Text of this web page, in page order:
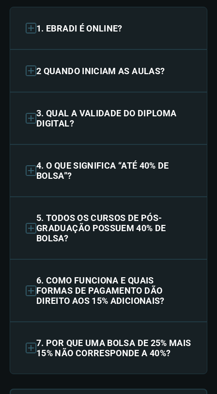
1. EBRADI É ONLINE?
2 QUANDO INICIAM AS AULAS?
3. QUAL A VALIDADE DO DIPLOMA
DIGITAL?
4. O QUE SIGNIFICA “ATÉ 40% DE
BOLSA”?
5. TODOS OS CURSOS DE PÓS-
GRADUAÇÃO POSSUEM 40% DE
BOLSA?
6. COMO FUNCIONA E QUAIS
FORMAS DE PAGAMENTO DÃO
DIREITO AOS 15% ADICIONAIS?
7. POR QUE UMA BOLSA DE 25% MAIS
15% NÃO CORRESPONDE A 40%?